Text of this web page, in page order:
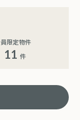
限定物件
11 件